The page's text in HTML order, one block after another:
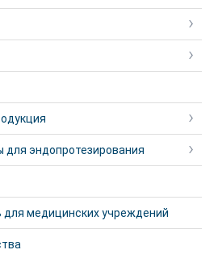
для эндопротезирования
для медицинских учреждений